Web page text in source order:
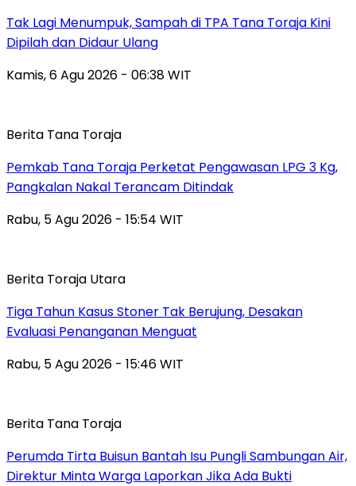
Tak Lagi Menumpuk, Sampah di TPA Tana Toraja Kini
Dipilah dan Didaur Ulang
Kamis, 6 Agu 2026 - 06:38 WIT
Berita Tana Toraja
Pemkab Tana Toraja Perketat Pengawasan LPG 3 Kg,
Pangkalan Nakal Terancam Ditindak
Rabu, 5 Agu 2026 - 15:54 WIT
Berita Toraja Utara
Tiga Tahun Kasus Stoner Tak Berujung, Desakan
Evaluasi Penanganan Menguat
Rabu, 5 Agu 2026 - 15:46 WIT
Berita Tana Toraja
Perumda Tirta Buisun Bantah Isu Pungli Sambungan Air,
Direktur Minta Warga Laporkan Jika Ada Bukti